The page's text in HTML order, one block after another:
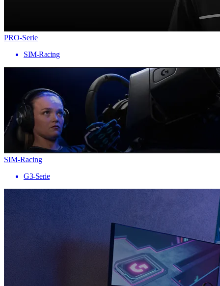
PRO-Serie
SIM-Racing
SIM-Racing
G3-Serie